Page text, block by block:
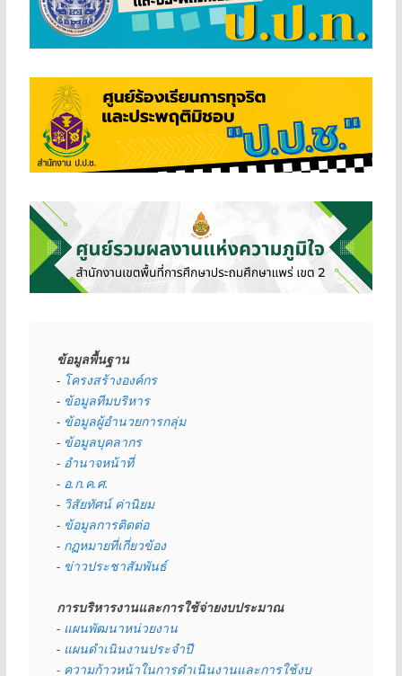
ข้อมูลพื้นฐาน
- โครงสร้างองค์กร
- ข้อมูลทีมบริหาร
- ข้อมูลผู้อำนวยการกลุ่ม
- ข้อมูลบุคลากร
- อำนาจหน้าที่
- อ.ก.ค.ศ.
- วิสัยทัศน์ ค่านิยม
- ข้อมูลการติดต่อ
- กฏหมายที่เกี่ยวข้อง
- ข่าวประชาสัมพันธ์
การบริหารงานและการใช้จ่ายงบประมาณ
- แผนพัฒนาหน่วยงาน
- แผนดำเนินงานประจำปี
- ความก้าวหน้าในการดำเนินงานและการใช้งบ